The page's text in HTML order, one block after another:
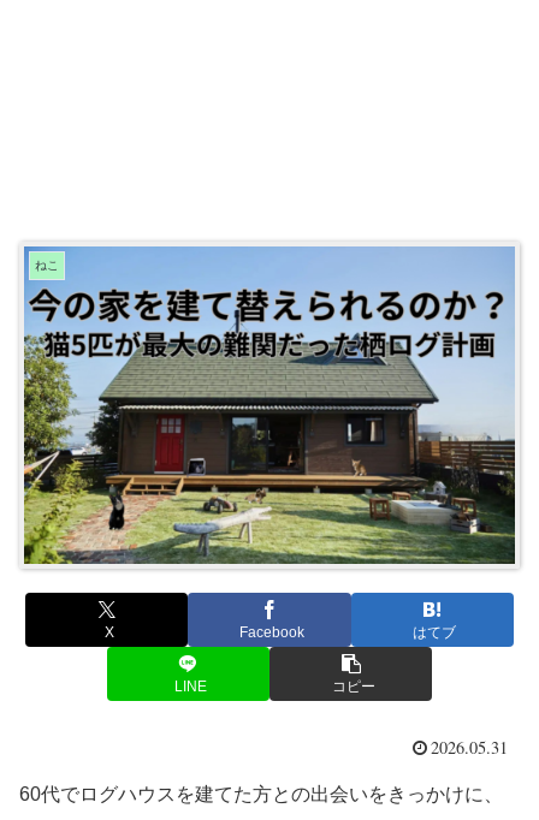
ねこ
X Facebook はてブ
LINE コピー
2026.05.31
60代でログハウスを建てた方との出会いをきっかけに、